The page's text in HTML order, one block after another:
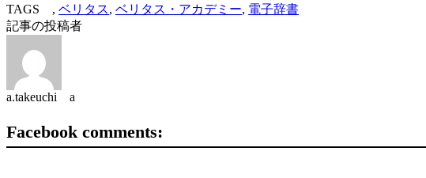
TAGS , ベリタス, ベリタス・アカデミー, 電子辞書
記事の投稿者
a.takeuchi a
Facebook comments: